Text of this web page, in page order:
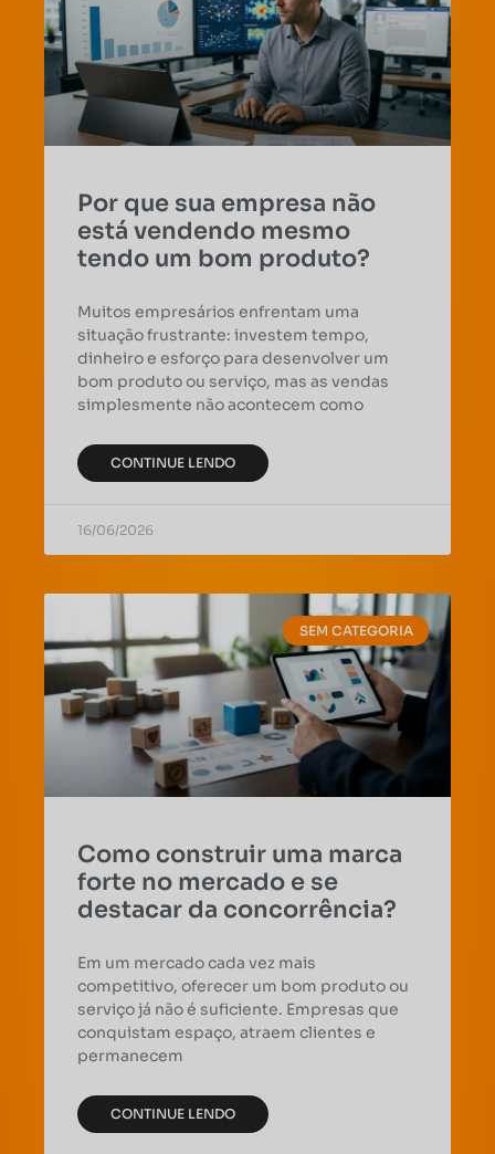
Por que sua empresa não
está vendendo mesmo
tendo um bom produto?
Muitos empresários enfrentam uma
situação frustrante: investem tempo,
dinheiro e esforço para desenvolver um
bom produto ou serviço, mas as vendas
simplesmente não acontecem como
CONTINUE LENDO
16/06/2026
SEM CATEGORIA
Como construir uma marca
forte no mercado e se
destacar da concorrência?
Em um mercado cada vez mais
competitivo, oferecer um bom produto ou
serviço já não é suficiente. Empresas que
conquistam espaço, atraem clientes e
permanecem
CONTINUE LENDO